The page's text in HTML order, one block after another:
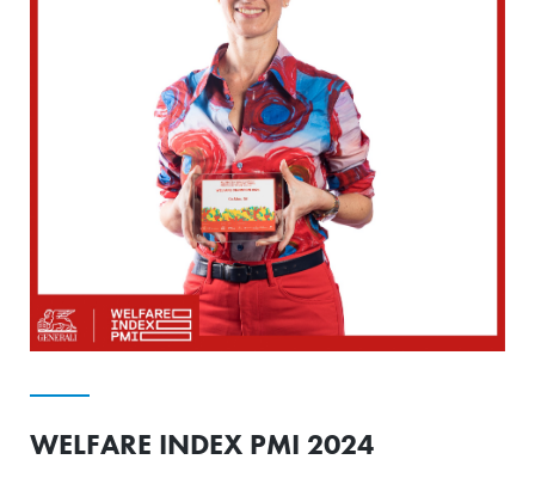
WELFARE INDEX PMI 2024